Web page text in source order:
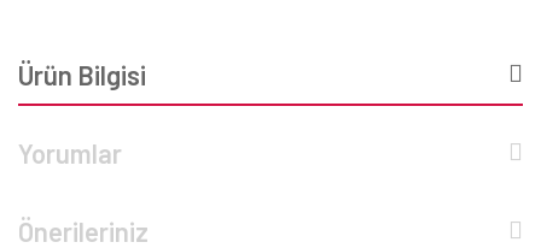
Ürün Bilgisi
Yorumlar
Önerileriniz